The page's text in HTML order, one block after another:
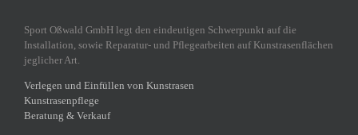
Sport Oßwald GmbH legt den eindeutigen Schwerpunkt auf die
Installation, sowie Reparatur- und Pflegearbeiten auf Kunstrasenflächen
jeglicher Art.
Verlegen und Einfüllen von Kunstrasen
Kunstrasenpflege
Beratung & Verkauf